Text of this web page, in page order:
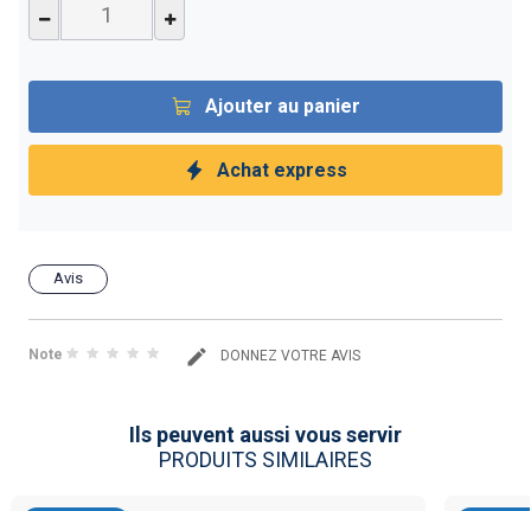
Ajouter au panier
Achat express
Avis
Note DONNEZ VOTRE AVIS
Ils peuvent aussi vous servir
PRODUITS SIMILAIRES